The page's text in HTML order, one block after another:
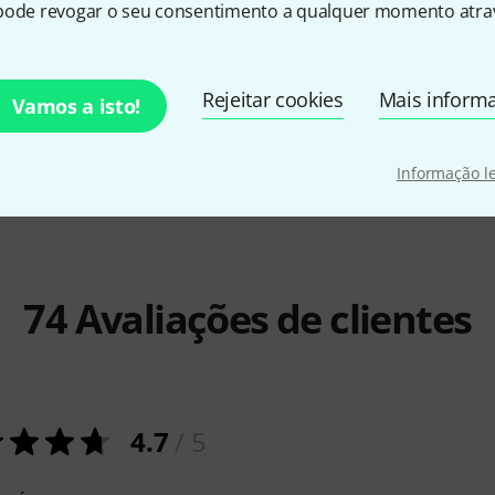
revogar o seu consentimento a qualquer momento
Vamos a isto! Rejeitar cookies Mais
Informação
ISO-
Harley BentonPowerPlant
pro snake
74Avaliações de clientes
4.7